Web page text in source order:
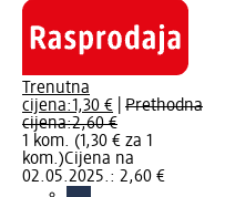
Trenutna
cijena:1,30 €
Prethodna
cijena:2,60 €
1 kom. (1,30 € za 1
kom.)Cijena na
02.05.2025.: 2,60 €